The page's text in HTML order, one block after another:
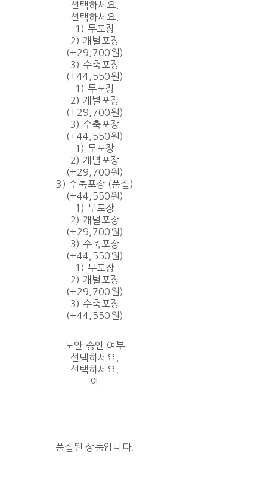
선택하세요.
선택하세요.
1) 무포장
2) 개별포장
(+29,700원)
3) 수축포장
(+44,550원)
1) 무포장
2) 개별포장
(+29,700원)
3) 수축포장
(+44,550원)
1) 무포장
2) 개별포장
(+29,700원)
3) 수축포장 (품절)
(+44,550원)
1) 무포장
2) 개별포장
(+29,700원)
3) 수축포장
(+44,550원)
1) 무포장
2) 개별포장
(+29,700원)
3) 수축포장
(+44,550원)
도안 승인 여부
선택하세요.
선택하세요.
예
품절된 상품입니다.